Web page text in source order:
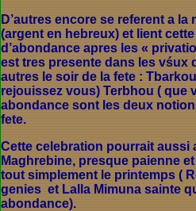
D’autres encore se referent a
(argent en hebreux) et lient
d’abondance apres les «
est tres presente dans les vśux
autres le soir de la fete :
rejouissez vous) Terbhou ( que
abondance sont les deux
fete.
Cette celebration pourrait aussi
Maghrebine, presque paienne
tout simplement le printemps (
genies et Lalla Mimuna sainte
abondance).